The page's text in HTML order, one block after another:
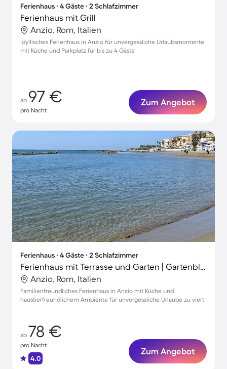
Ferienhaus ∙ 4 Gäste ∙ 2 Schlafzimmer
Ferienhaus mit Grill
Anzio, Rom, Italien
Idyllisches Ferienhaus in Anzio für unvergessliche Urlaubsmomente
mit Küche und Parkplatz für bis zu 4 Gäste
ab 97 €
pro Nacht
Zum Angebot
Ferienhaus ∙ 4 Gäste ∙ 2 Schlafzimmer
Ferienhaus mit Terrasse und Garten | Gartenblick
Anzio, Rom, Italien
Familienfreundliches Ferienhaus in Anzio mit Küche und
haustierfreundlichem Ambiente für unvergessliche Urlaube zu viert
ab 78 €
pro Nacht
4.0
Zum Angebot